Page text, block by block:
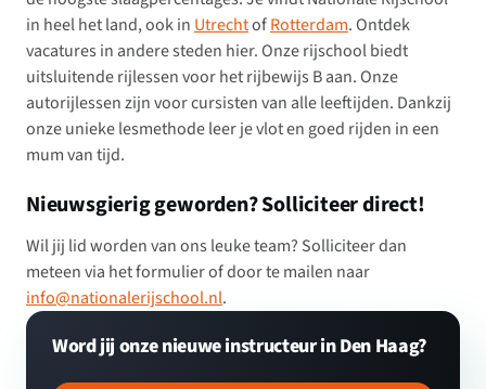
in heel het land, ook in UtrechtofRotterdam. Ontdek
vacatures in andere steden hier. Onze rijschool biedt
uitsluitende rijlessen voor het rijbewijs B aan. Onze
autorijlessen zijn voor cursisten van alle leeftijden. Dankzij
onze unieke lesmethode leer je vlot en goed rijden in een
mum van tijd.
Nieuwsgierig geworden? Solliciteer direct!
Wil jij lid worden van ons leuke team? Solliciteer dan
meteen via het formulier of door te mailen naar
info@nationalerijschool.nl.
Word jij onze nieuwe instructeur in Den Haag?